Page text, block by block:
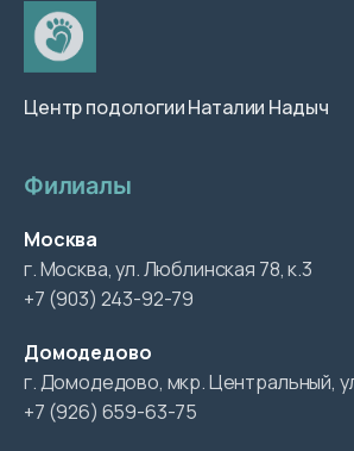
Центр подологии Наталии Надыч
Филиалы
Москва
г. Москва, ул. Люблинская 78, к.3
+7 (903) 243-92-79
Домодедово
г. Домодедово, мкр. Центральный,
+7 (926) 659-63-75